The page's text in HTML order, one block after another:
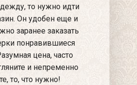
то нужно идти
Он удобен еще и
заранее заказать
понравившиеся
цена, часто
и непременно
то, что нужно!